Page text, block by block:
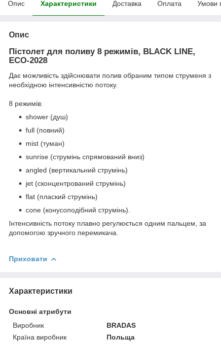
Опис Характеристики Доставка Оплата Умови
Опис
Пістолет для поливу 8 режимів, BLACK LINE,
ECO-2028
Дає можливість здійснювати полив обраним типом струменя з
необхідною інтенсивністю потоку.
8 режимів:
shower (душ)
full (повний)
mist (туман)
sunrise (струмінь спрямований вниз)
angled (вертикальний струмінь)
jet (сконцентрований струмінь)
flat (плаский струмінь)
cone (конусоподібний струмінь).
Інтенсивність потоку плавно регулюється одним пальцем, за
допомогою зручного перемикача.
Приховати
Характеристики
Основні атрибути
Виробник
BRADAS
Країна виробник
Польща